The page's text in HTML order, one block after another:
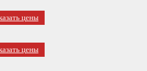
цены
цены